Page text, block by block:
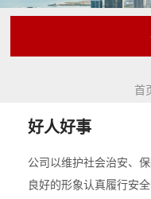
首
好人好事
公司以维护社会治安、
良好的形象认真履行安